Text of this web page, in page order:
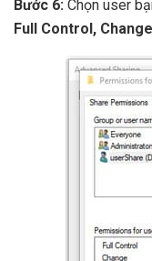
Bước 6: Chọn user
Full Control,